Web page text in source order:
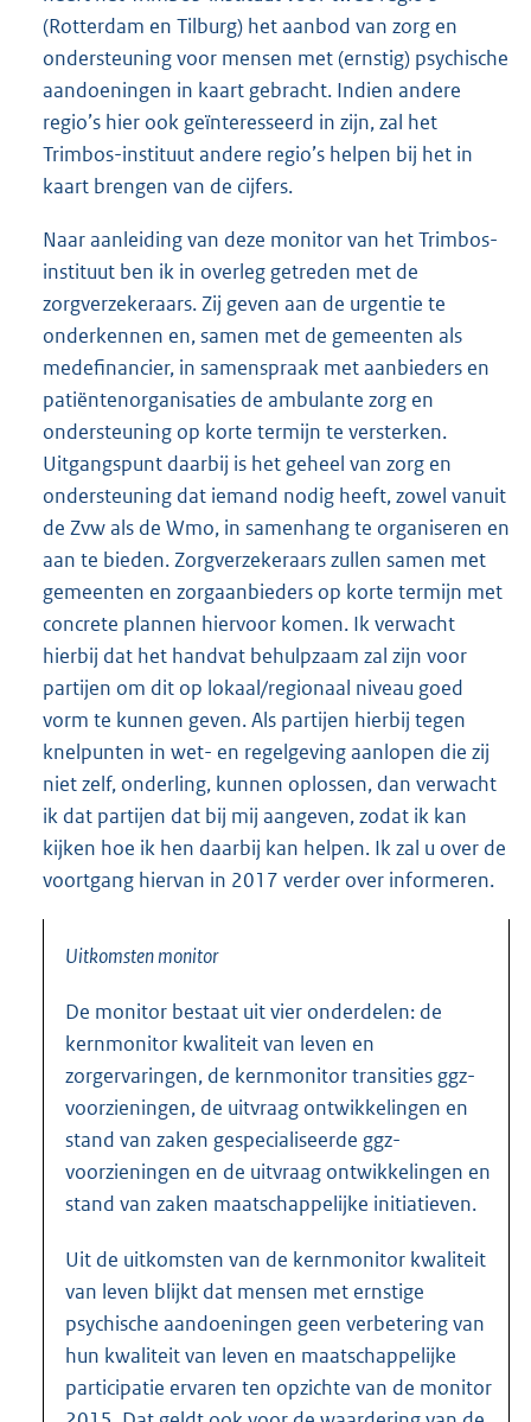
(Rotterdam en Tilburg) het aanbod van zorg en
ondersteuning voor mensen met (ernstig) psychische
aandoeningen in kaart gebracht. Indien andere
regio’s hier ook geïnteresseerd in zijn, zal het
Trimbos-instituut andere regio’s helpen bij het in
kaart brengen van de cijfers.
Naar aanleiding van deze monitor van het Trimbos-
instituut ben ik in overleg getreden met de
zorgverzekeraars. Zij geven aan de urgentie te
onderkennen en, samen met de gemeenten als
medefinancier, in samenspraak met aanbieders en
patiëntenorganisaties de ambulante zorg en
ondersteuning op korte termijn te versterken.
Uitgangspunt daarbij is het geheel van zorg en
ondersteuning dat iemand nodig heeft, zowel vanuit
de Zvw als de Wmo, in samenhang te organiseren en
aan te bieden. Zorgverzekeraars zullen samen met
gemeenten en zorgaanbieders op korte termijn met
concrete plannen hiervoor komen. Ik verwacht
hierbij dat het handvat behulpzaam zal zijn voor
partijen om dit op lokaal/regionaal niveau goed
vorm te kunnen geven. Als partijen hierbij tegen
knelpunten in wet- en regelgeving aanlopen die zij
niet zelf, onderling, kunnen oplossen, dan verwacht
ik dat partijen dat bij mij aangeven, zodat ik kan
kijken hoe ik hen daarbij kan helpen. Ik zal u over de
voortgang hiervan in 2017 verder over informeren.
Uitkomsten monitor
De monitor bestaat uit vier onderdelen: de
kernmonitor kwaliteit van leven en
zorgervaringen, de kernmonitor transities ggz-
voorzieningen, de uitvraag ontwikkelingen en
stand van zaken gespecialiseerde ggz-
voorzieningen en de uitvraag ontwikkelingen en
stand van zaken maatschappelijke initiatieven.
Uit de uitkomsten van de kernmonitor kwaliteit
van leven blijkt dat mensen met ernstige
psychische aandoeningen geen verbetering van
hun kwaliteit van leven en maatschappelijke
participatie ervaren ten opzichte van de monitor